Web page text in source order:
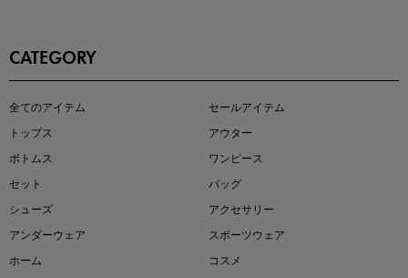
即戦力アイテム続々対象
CATEGORY
全てのアイテム
セールアイテム
トップス
アウター
ボトムス
ワンピース
セット
バッグ
シューズ
アクセサリー
アンダーウェア
スポーツウェア
ホーム
コスメ